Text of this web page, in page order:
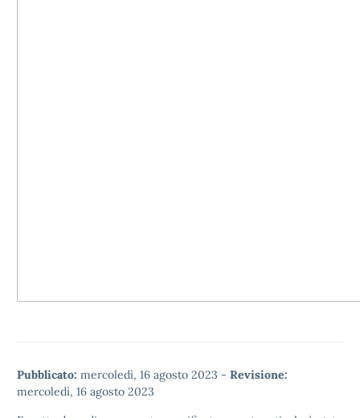
Pubblicato: mercoledì, 16 agosto 2023 - Revisione:
mercoledì, 16 agosto 2023